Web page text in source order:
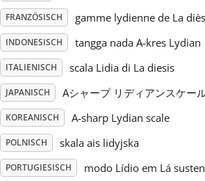
Türkçe
Українська
简体中文
繁體中文
FRANZÖSISCH gamme lydienne de La
INDONESISCH tangga nada A-kres Lydian
ITALIENISCH scala Lidia di La diesis
JAPANISCH Aシャープ リディアンスケー
KOREANISCH A-sharp Lydian scale
POLNISCH skala ais lidyjska
PORTUGIESISCH modo Lídio em Lá